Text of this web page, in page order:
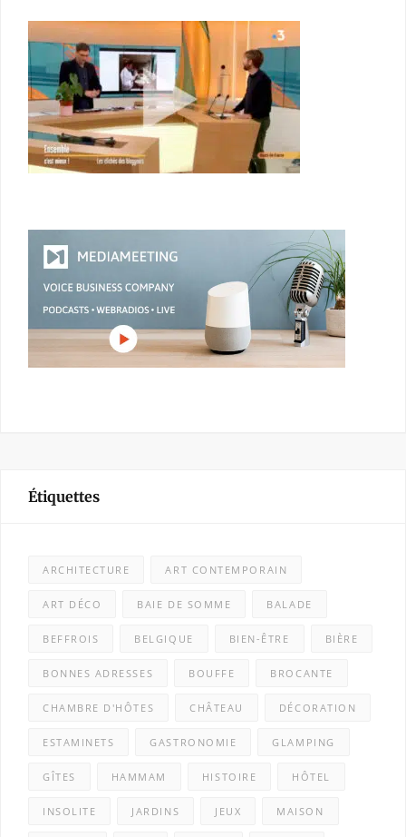
Étiquettes
ARCHITECTURE ART CONTEMPORAIN
ART DÉCO BAIE DE SOMME BALADE
BEFFROIS BELGIQUE BIEN-ÊTRE BIÈRE
BONNES ADRESSES BOUFFE BROCANTE
CHAMBRE D'HÔTES CHÂTEAU DÉCORATION
ESTAMINETS GASTRONOMIE GLAMPING
GÎTES HAMMAM HISTOIRE HÔTEL
INSOLITE JARDINS JEUX MAISON